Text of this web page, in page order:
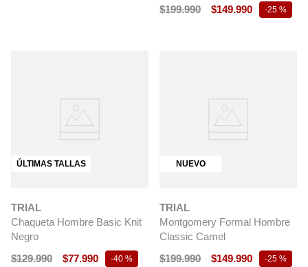
$199.990 $149.990 -25 %
ÚLTIMAS TALLAS
TRIAL
Chaqueta Hombre Basic Knit
Negro
$129.990 $77.990 -40 %
NUEVO
TRIAL
Montgomery Formal Hombre
Classic Camel
$199.990 $149.990 -25 %